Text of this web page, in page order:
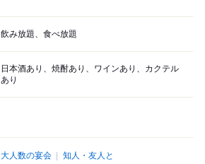
飲み放題、食べ放題
日本酒あり、焼酎あり、ワインあり、カクテル
あり
大人数の宴会 知人・友人と